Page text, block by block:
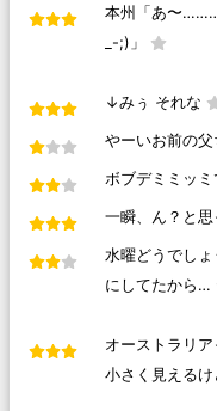
本州「あ〜
_-;)」
↓みぅ それな
やーいお前の
ボブデミミッ
一瞬、ん？と
水曜どうでし
にしてたから…
オーストラリ
小さく見えるけ